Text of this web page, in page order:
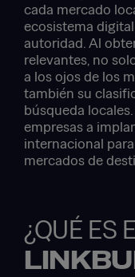
cada mercado
ecosistema
autoridad. Al
relevantes, no
a los ojos de los
también su
búsqueda
empresas a
internacional
mercados de
¿QUÉ ES